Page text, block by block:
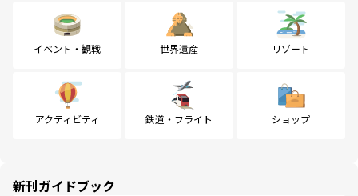
イベント・観戦 世界遺産 リゾート
アクティビティ 鉄道・フライト ショップ
新刊ガイドブック